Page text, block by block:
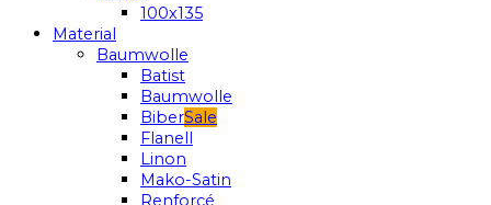
100x135
Material
Baumwolle
Batist
Baumwolle
Biber
Flanell
Linon
Mako-Satin
Renforcé